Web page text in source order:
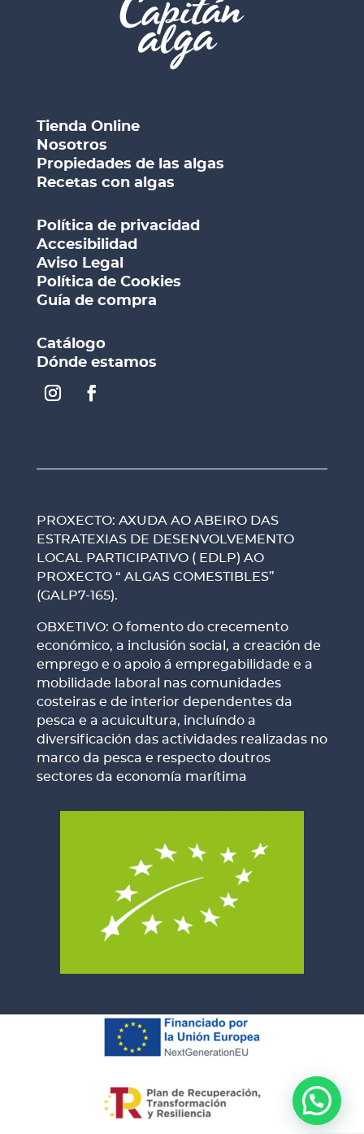
Tienda Online
Nosotros
Propiedades de las algas
Recetas con algas
Política de privacidad
Accesibilidad
Aviso Legal
Política de Cookies
Guía de compra
Catálogo
Dónde estamos
PROXECTO: AXUDA AO ABEIRO DAS
ESTRATEXIAS DE DESENVOLVEMENTO
LOCAL PARTICIPATIVO ( EDLP) AO
PROXECTO “ ALGAS COMESTIBLES”
(GALP7-165).
OBXETIVO: O fomento do crecemento
económico, a inclusión social, a creación de
emprego e o apoio á empregabilidade e a
mobilidade laboral nas comunidades
costeiras e de interior dependentes da
pesca e a acuicultura, incluíndo a
diversificación das actividades realizadas no
marco da pesca e respecto doutros
sectores da economía marítima